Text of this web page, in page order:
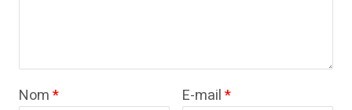
Nom* E-mail*